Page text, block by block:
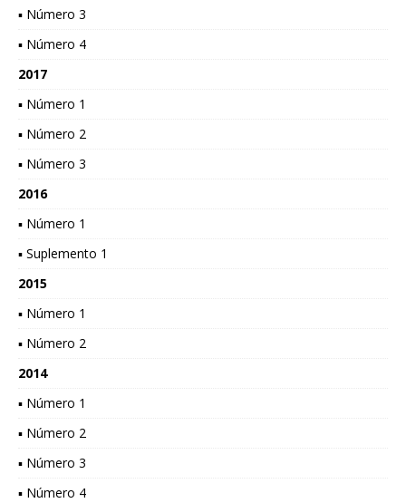
▪ Número 3
▪ Número 4
2017
▪ Número 1
▪ Número 2
▪ Número 3
2016
▪ Número 1
▪ Suplemento 1
2015
▪ Número 1
▪ Número 2
2014
▪ Número 1
▪ Número 2
▪ Número 3
▪ Número 4